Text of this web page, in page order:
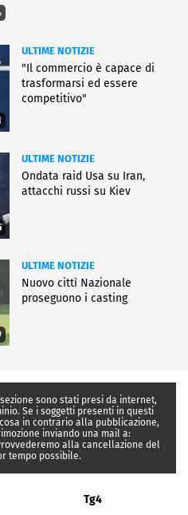
ULTIME NOTIZIE
"Il commercio è capace di
trasformarsi ed essere
competitivo"
ULTIME NOTIZIE
Ondata raid Usa su Iran,
attacchi russi su Kiev
ULTIME NOTIZIE
Nuovo cittì Nazionale
proseguono i casting
sono stati presi da internet,
Se i soggetti presenti in questi
in contrario alla pubblicazione,
inviando una mail a:
alla cancellazione del
tempo possibile.
Tg4